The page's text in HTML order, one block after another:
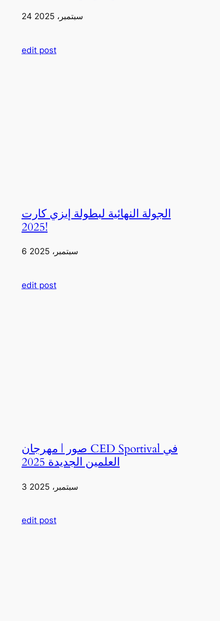
24 سبتمبر، 2025
edit post
الجولة النهائية لبطولة إيزي كارت
2025!
6 سبتمبر، 2025
edit post
صور | مهرجان CED Sportival في
العلمين الجديدة 2025
3 سبتمبر، 2025
edit post